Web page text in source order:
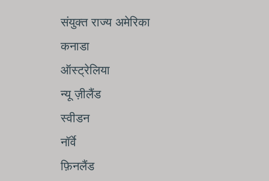
संयुक्त राज्य अमेरिका
कनाडा
ऑस्ट्रेलिया
न्यू ज़ीलैंड
स्वीडन
नॉर्वे
फ़िनलैंड